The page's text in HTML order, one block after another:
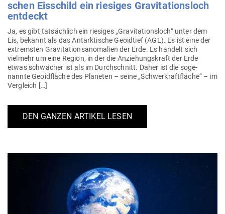
schen Eis­schild ein rie­siges Gra­vi­ta­ti­onsloch
entdeckt
Ja, es gibt tat­sächlich ein rie­siges „Gra­vi­ta­ti­onsloch“ unter dem
Eis, bekannt als das Ant­ark­tische Geo­idtief (AGL). Es ist eine der
extremsten Gra­vi­ta­ti­ons­an­omalien der Erde. Es handelt sich
vielmehr um eine Region, in der die Anzie­hungs­kraft der Erde
etwas schwächer ist als im Durch­schnitt. Daher ist die soge­
nannte Geoid­fläche des Pla­neten – seine „Schwer­kraft­fläche“ – im
Vergleich […]
DEN GANZEN ARTIKEL LESEN